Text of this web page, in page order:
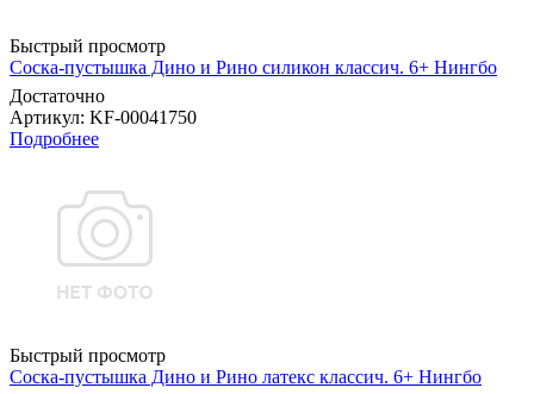
Быстрый просмотр
Соска-пустышка Дино и Рино силикон классич. 6+ Нингбо
Достаточно
Артикул: KF-00041750
Подробнее
Быстрый просмотр
Соска-пустышка Дино и Рино латекс классич. 6+ Нингбо